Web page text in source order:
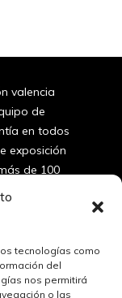
tecnologías como
del
nos permitirá
o las
valencia
de
en todos
exposición
de 100
de